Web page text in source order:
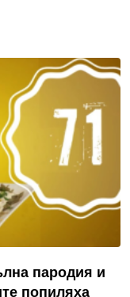
пародия и
попиляха